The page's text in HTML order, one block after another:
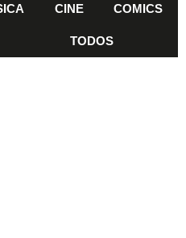
CINE COMICS
TODOS